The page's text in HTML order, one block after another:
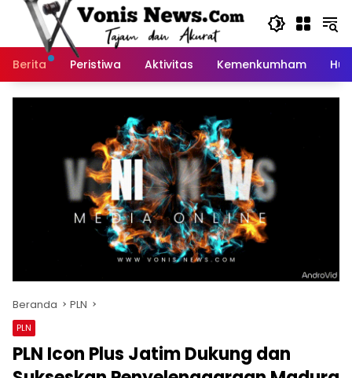
Langsung
Berita
Peristiwa Aktivitas Kemenkumham
Beranda PLN
PLN
PLN Icon Plus Jatim Dukung dan